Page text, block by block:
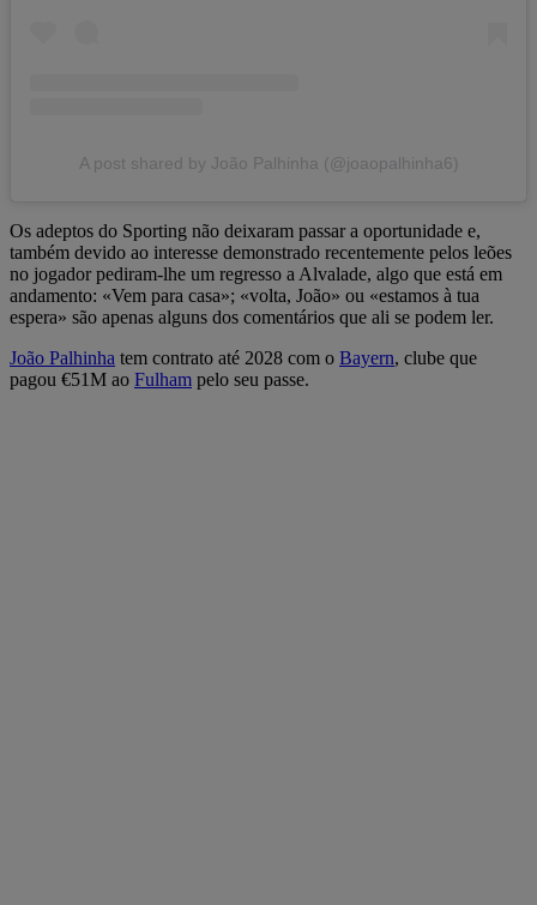
A post shared by João Palhinha (@joaopalhinha6)
Os adeptos do Sporting não deixaram passar a oportunidade e,
também devido ao interesse demonstrado recentemente pelos leões
no jogador pediram-lhe um regresso a Alvalade, algo que está em
andamento: «Vem para casa»; «volta, João» ou «estamos à tua
espera» são apenas alguns dos comentários que ali se podem ler.
João Palhinha tem contrato até 2028 com o Bayern, clube que
pagou €51M ao Fulham pelo seu passe.